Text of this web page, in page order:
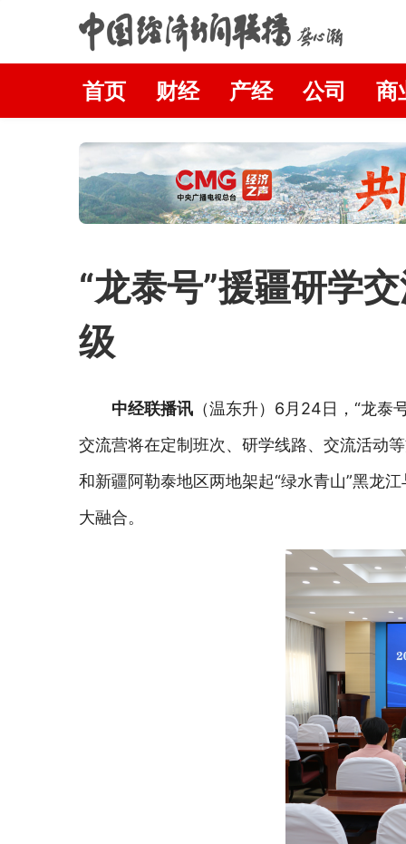
首页 财经 产经 公司 商
“龙泰号”援疆研学
级
中经联播讯 （温东升）6月24日，“龙
交流营将在定制班次、研学线路、交流活动
和新疆阿勒泰地区两地架起“绿水青山”黑龙
大融合。